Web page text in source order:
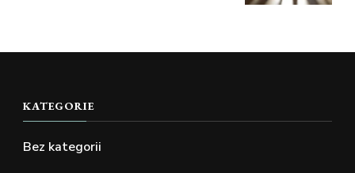
KATEGORIE
Bez kategorii